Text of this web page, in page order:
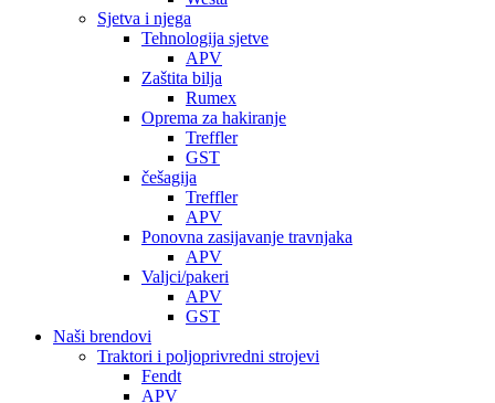
Sjetva i njega
Tehnologija sjetve
APV
Zaštita bilja
Rumex
Oprema za hakiranje
Treffler
GST
češagija
Treffler
APV
Ponovna zasijavanje travnjaka
APV
Valjci/pakeri
APV
GST
Naši brendovi
Traktori i poljoprivredni strojevi
Fendt
APV